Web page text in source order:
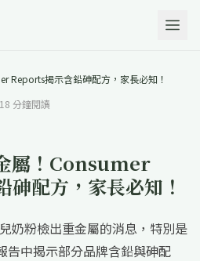
Reports揭示含鉛砷配方，家長必知！
18 分鐘閱讀
屬！Consumer
配方，家長必知！
奶粉檢出重金屬的消息，特別是
中揭示部分品牌含鉛與砷配